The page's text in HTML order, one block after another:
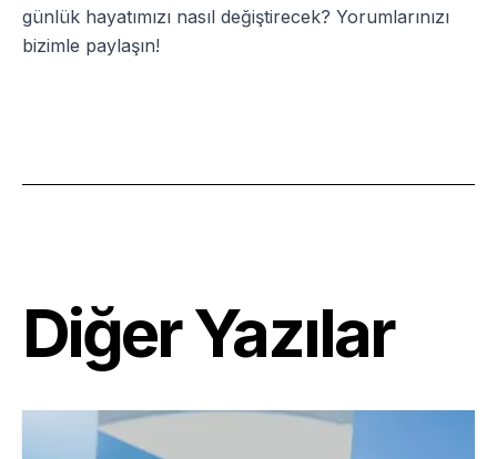
günlük hayatımızı nasıl değiştirecek? Yorumlarınızı
bizimle paylaşın!
Diğer Yazılar